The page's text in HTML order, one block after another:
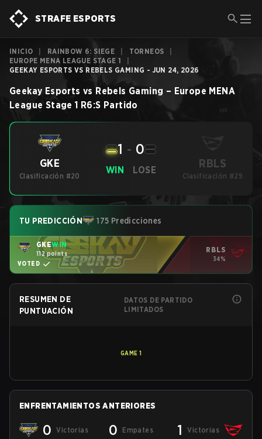
STRAFE ESPORTS
INICIO RAINBOW 6: SIEGE TORNEOS
EUROPE MENA LEAGUE STAGE 1
GEEKAY ESPORTS VS REBELS GAMING - JUN 24, 2026
Geekay Esports vs Rebels Gaming – Europe MENA
League Stage 1 R6:S Partido
GKE
Clasificación #20
WIN
1 - 0
LOSE RBLS
Clasificación #29
TU PREDICCIÓN 175 Predicciones
GKEWIN
112 points
VOTED
RBLS
34%
RESUMEN DE
PUNTUACIÓN
DATOS DE PARTIDO
LIMITADOS
GAME 1
ENFRENTAMIENTOS ANTERIORES
0 Victorias 0 Empates 1 Victorias